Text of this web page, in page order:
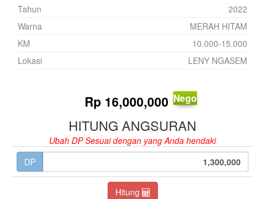
Tahun
2022
Warna
MERAH HITAM
KM
10.000-15.000
Lokasi
LENY NGASEM
Rp 16,000,000 Nego
HITUNG ANGSURAN
Ubah DP Sesuai dengan yang Anda hendaki
DP
Hitung